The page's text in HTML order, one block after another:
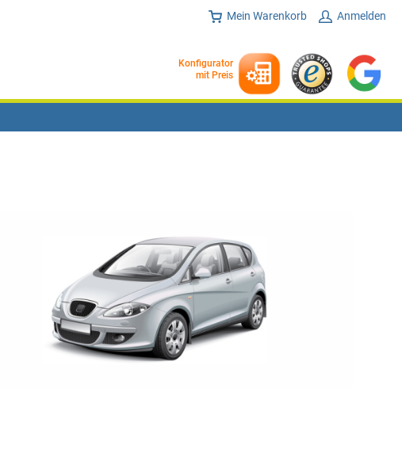
Anmelden
Mein Warenkorb
Konfigurator
mit Preis